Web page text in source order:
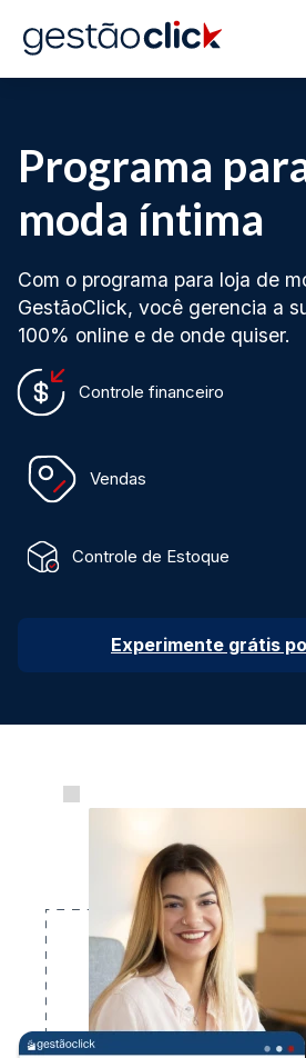
Programa
moda íntima
Com o programa para loja de
GestãoClick, você gerencia a
100% online e de onde quiser.
Controle de Estoque
Vendas
Controle financeiro
Experimente grátis